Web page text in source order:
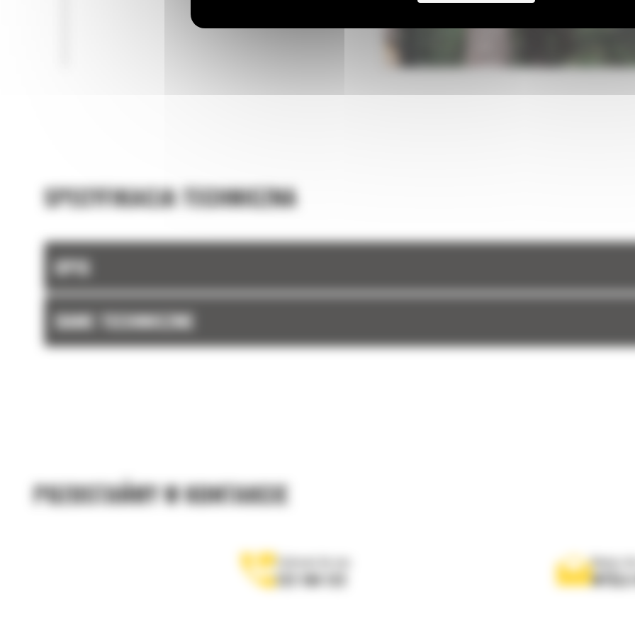
SPECYFIKACJA TECHNICZNA
OPIS
DANE TECHNICZNE
POZOSTAŃMY W KONTAKCIE
Zadzwoń do nas
122 100 122
Napisz